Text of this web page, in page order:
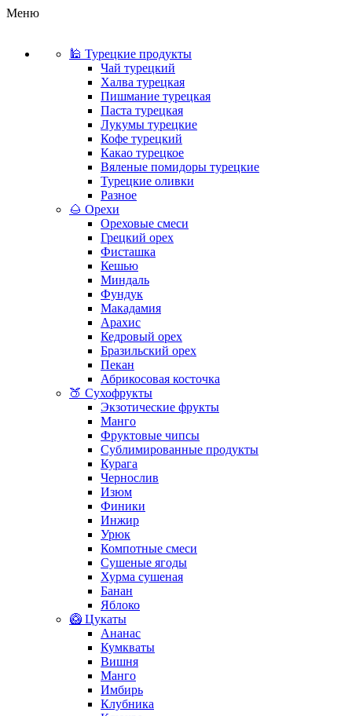
Меню
🕌 Турецкие продукты
Чай турецкий
Халва турецкая
Пишмание турецкая
Паста турецкая
Лукумы турецкие
Кофе турецкий
Какао турецкое
Вяленые помидоры турецкие
Турецкие оливки
Разное
🌰 Орехи
Ореховые смеси
Грецкий орех
Фисташка
Кешью
Миндаль
Фундук
Макадамия
Арахис
Кедровый орех
Бразильский орех
Пекан
Абрикосовая косточка
🍑 Сухофрукты
Экзотические фрукты
Манго
Фруктовые чипсы
Сублимированные продукты
Курага
Чернослив
Изюм
Финики
Инжир
Урюк
Компотные смеси
Сушеные ягоды
Хурма сушеная
Банан
Яблоко
🥝 Цукаты
Ананас
Кумкваты
Вишня
Манго
Имбирь
Клубника